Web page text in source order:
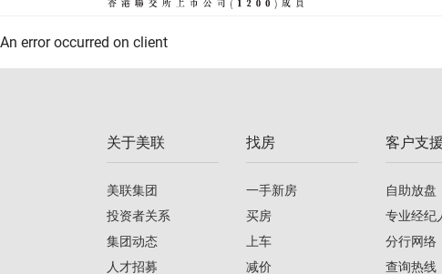
美联信心指数 77.1 较上周 0.7% 较上月
美联信心指数 较上周 0.7% 03/08/
An error occurred on client
关于美联
美联集团
投资者关系
集团动态
人才招募
找房
一手新房
买房
上车
减价
客户支援
自助放盘
专业经纪
分行网络
查询热线